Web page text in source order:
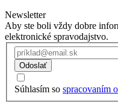
Newsletter
Aby ste boli vždy dobre
elektronické spravodajstvo.
Odoslať
Súhlasím so spracovaním